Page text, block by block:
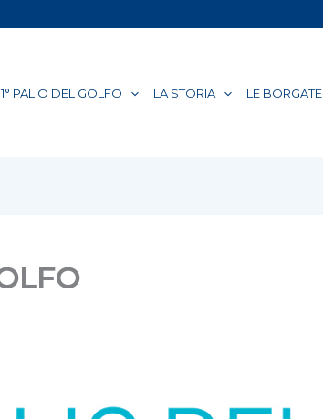
PALIO DEL GOLFO LA STORIA LE BORGATE